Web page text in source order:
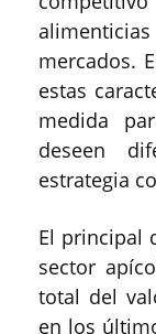
mercados.
estas
medida
deseen
estrategia
El principal
sector
total del
en los